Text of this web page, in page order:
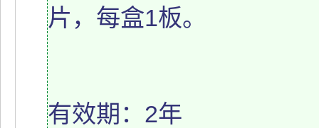
片，每盒1板。
有效期：2年